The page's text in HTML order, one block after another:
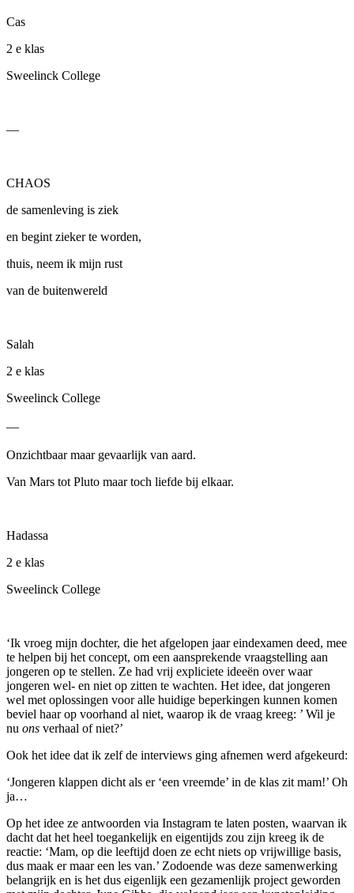
Cas
2 e klas
Sweelinck College
—
CHAOS
de samenleving is ziek
en begint zieker te worden,
thuis, neem ik mijn rust
van de buitenwereld
Salah
2 e klas
Sweelinck College
—
Onzichtbaar maar gevaarlijk van aard.
Van Mars tot Pluto maar toch liefde bij elkaar.
Hadassa
2 e klas
Sweelinck College
‘Ik vroeg mijn dochter, die het afgelopen jaar eindexamen deed, mee
te helpen bij het concept, om een aansprekende vraagstelling aan
jongeren op te stellen. Ze had vrij expliciete ideeën over waar
jongeren wel- en niet op zitten te wachten. Het idee, dat jongeren
wel met oplossingen voor alle huidige beperkingen kunnen komen
beviel haar op voorhand al niet, waarop ik de vraag kreeg: ’ Wil je
nu ons verhaal of niet?’
Ook het idee dat ik zelf de interviews ging afnemen werd afgekeurd:
‘Jongeren klappen dicht als er ‘een vreemde’ in de klas zit mam!’ Oh
ja…
Op het idee ze antwoorden via Instagram te laten posten, waarvan ik
dacht dat het heel toegankelijk en eigentijds zou zijn kreeg ik de
reactie: ‘Mam, op die leeftijd doen ze echt niets op vrijwillige basis,
dus maak er maar een les van.’ Zodoende was deze samenwerking
belangrijk en is het dus eigenlijk een gezamenlijk project geworden